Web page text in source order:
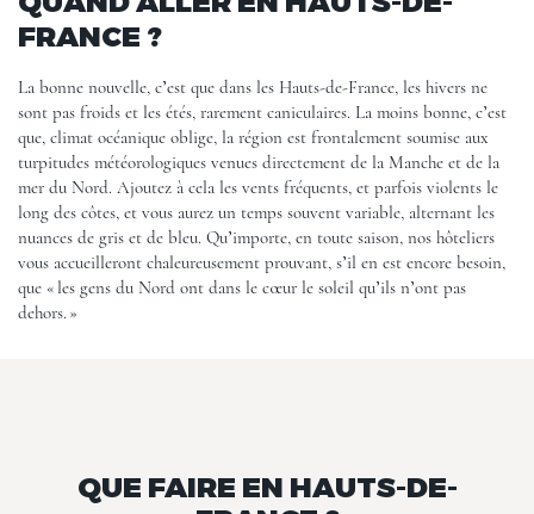
FRANCE ?
La bonne nouvelle, c’est que dans les Hauts-de-France, les hivers ne
sont pas froids et les étés, rarement caniculaires. La moins bonne, c’est
que, climat océanique oblige, la région est frontalement soumise aux
turpitudes météorologiques venues directement de la Manche et de la
mer du Nord. Ajoutez à cela les vents fréquents, et parfois violents le
long des côtes, et vous aurez un temps souvent variable, alternant les
nuances de gris et de bleu. Qu’importe, en toute saison, nos hôteliers
vous accueilleront chaleureusement prouvant, s’il en est encore besoin,
que « les gens du Nord ont dans le cœur le soleil qu’ils n’ont pas
dehors. »
QUE FAIRE EN HAUTS-DE-